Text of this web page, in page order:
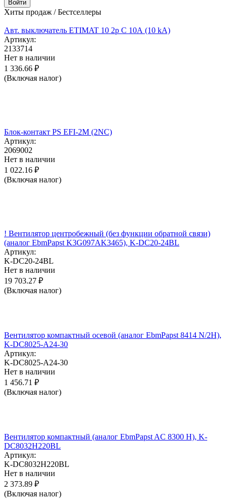
Войти
Хиты продаж / Бестселлеры
Авт. выключатель ETIMAT 10 2p C 10А (10 kA)
Артикул:
2133714
Нет в наличии
1 336.66 ₽
(Включая налог)
Блок-контакт PS EFI-2M (2NC)
Артикул:
2069002
Нет в наличии
1 022.16 ₽
(Включая налог)
! Вентилятор центробежный (без функции обратной связи)
(аналог EbmPapst K3G097AK3465), K-DC20-24BL
Артикул:
K-DC20-24BL
Нет в наличии
19 703.27 ₽
(Включая налог)
Вентилятор компактный осевой (аналог EbmPapst 8414 N/2H),
K-DC8025-A24-30
Артикул:
K-DC8025-A24-30
Нет в наличии
1 456.71 ₽
(Включая налог)
Вентилятор компактный (аналог EbmPapst AC 8300 H), K-
DC8032H220BL
Артикул:
K-DC8032H220BL
Нет в наличии
2 373.89 ₽
(Включая налог)